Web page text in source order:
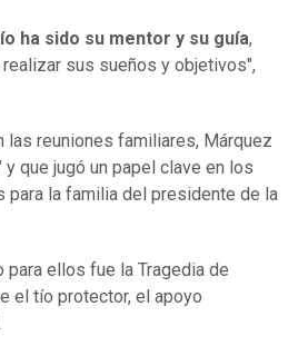
ha sido su mentor y su guía,
sus sueños y objetivos",
las reuniones familiares, Márquez
que jugó un papel clave en los
la familia del presidente de la
para ellos fue la Tragedia de
el tío protector, el apoyo